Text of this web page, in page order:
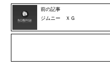
前の記事
ジムニー ＸＧ